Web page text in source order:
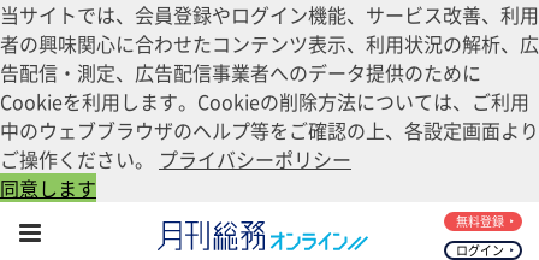
当サイトでは、会員登録やログイン機能、サービス改善、利用
者の興味関心に合わせたコンテンツ表示、利用状況の解析、広
告配信・測定、広告配信事業者へのデータ提供のために
Cookieを利用します。Cookieの削除方法については、ご利用
中のウェブブラウザのヘルプ等をご確認の上、各設定画面より
ご操作ください。 プライバシーポリシー
同意します
ログイン
無料登録